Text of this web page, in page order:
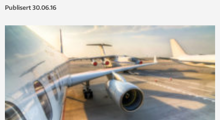
Publisert 30.06.16